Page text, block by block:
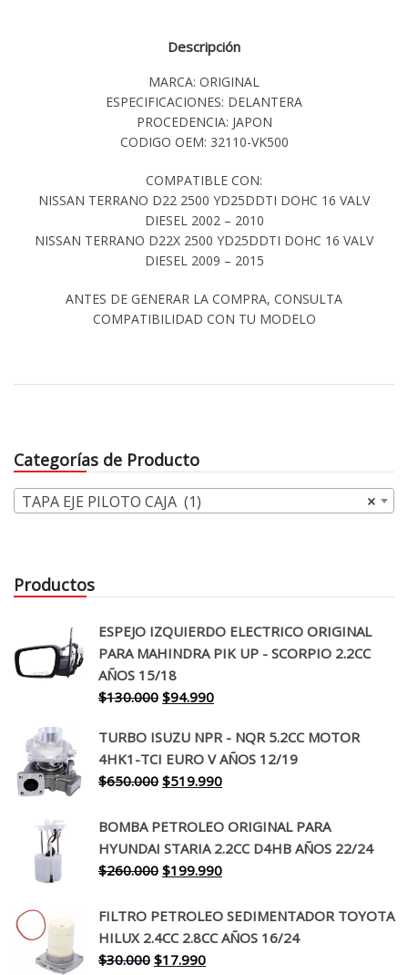
Descripción
MARCA: ORIGINAL
ESPECIFICACIONES: DELANTERA
PROCEDENCIA: JAPON
CODIGO OEM: 32110-VK500
COMPATIBLE CON:
NISSAN TERRANO D22 2500 YD25DDTI DOHC 16 VALV
DIESEL 2002 – 2010
NISSAN TERRANO D22X 2500 YD25DDTI DOHC 16 VALV
DIESEL 2009 – 2015
ANTES DE GENERAR LA COMPRA, CONSULTA
COMPATIBILIDAD CON TU MODELO
Categorías de Producto
×
TAPA EJE PILOTO CAJA (1)
Productos
ESPEJO IZQUIERDO ELECTRICO ORIGINAL
PARA MAHINDRA PIK UP - SCORPIO 2.2CC
AÑOS 15/18
$130.000 El
original
era:
$130.000.
$94.990El
actual
es:
$94.990.
TURBO ISUZU NPR - NQR 5.2CC MOTOR
4HK1-TCI EURO V AÑOS 12/19
$650.000 El
original
era:
$650.000.
$519.990El
actual
es:
$519.990.
BOMBA PETROLEO ORIGINAL PARA
HYUNDAI STARIA 2.2CC D4HB AÑOS 22/24
$260.000 El
original
era:
$260.000.
$199.990El
actual
es:
FILTRO PETROLEO SEDIMENTADOR TOYOTA
HILUX 2.4CC 2.8CC AÑOS 16/24
$30.000 El
$17.990El